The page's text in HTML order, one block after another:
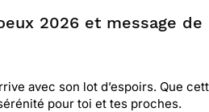
ou : Copier Recevoir
2026 et message
avec son lot d’espoirs. Que
pour toi et tes proches.